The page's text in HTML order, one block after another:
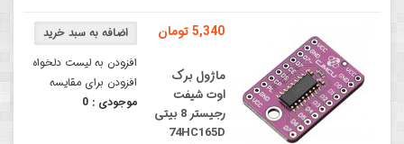
افزودن به لیست دلخواه
افزودن برای مقایسه
موجودی : 0
5,340 تومان
ماژول برک
اوت شیفت
رجیستر 8 بیتی
74HC165D